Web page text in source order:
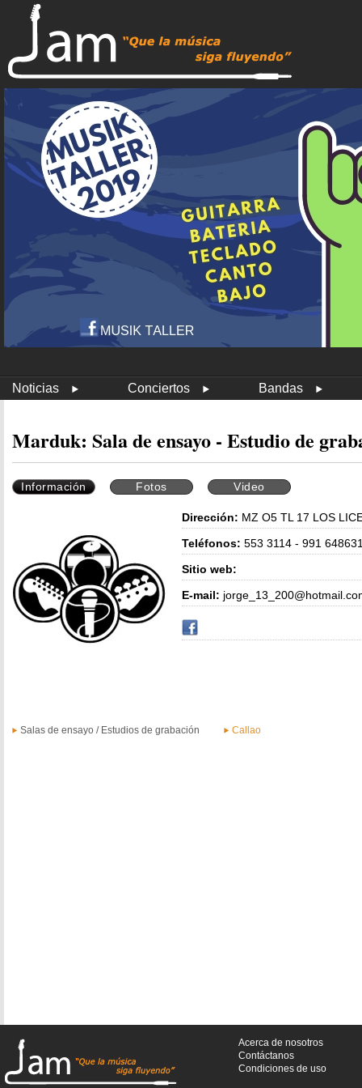
Noticias Conciertos Bandas
Marduk: Sala de ensayo - Estudio de
Información Fotos Video
Dirección: MZ O5 TL 17 LOS
Teléfonos: 553 3114 - 991
Sitio web:
E-mail:
Salas de ensayo / Estudios de grabación Callao
Acerca de nosotros
Contáctanos
Condiciones de uso